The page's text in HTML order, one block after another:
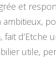
et
ambitieux,
fait d’Etche
utile,